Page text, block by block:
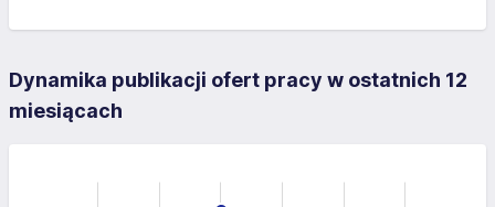
Dynamika publikacji ofert pracy w ostatnich 12
miesiącach